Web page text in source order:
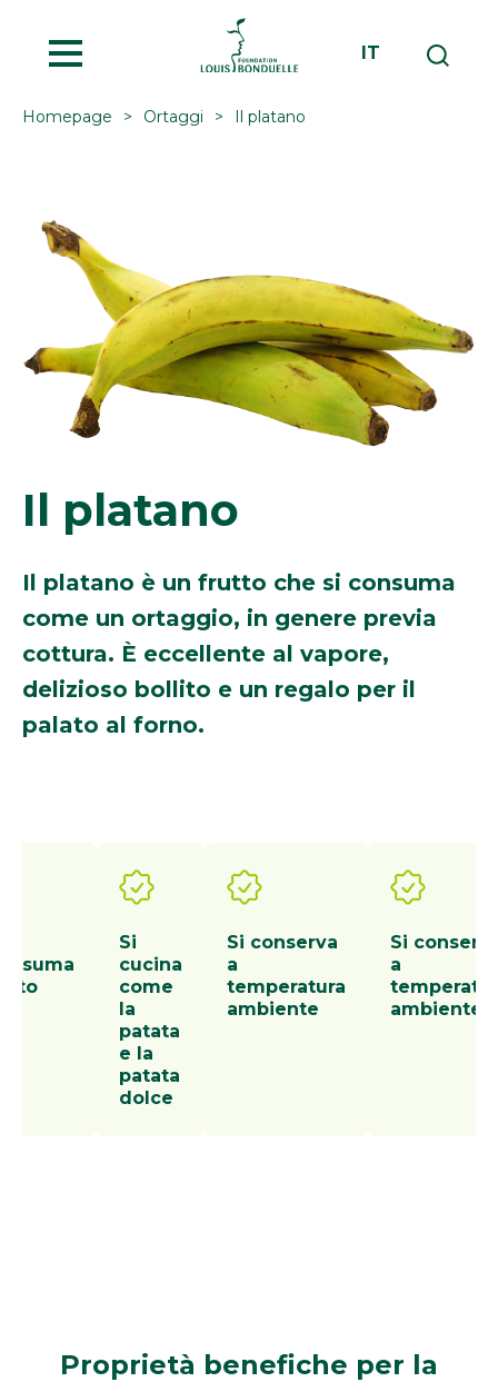
IT
Homepage Ortaggi Il platano
Il platano
Il platano è un frutto che si consuma
come un ortaggio, in genere previa
cottura. È eccellente al vapore,
delizioso bollito e un regalo per il
palato al forno.
Si
cucina
come
la
patata
e la
patata
dolce
Si conserva
a
temperatura
ambiente
Si
a
ambiente
Proprietà benefiche per la